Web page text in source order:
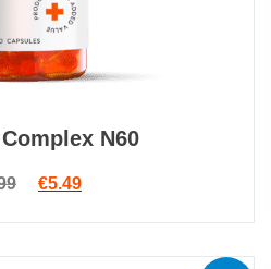
N60
Original price was: €9.99.
€5.49Current price is: €5.49.